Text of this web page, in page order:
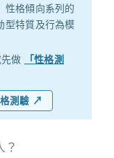
性格傾向系列的
型特質及行為模
先做
「性格測
測驗 ↗
？